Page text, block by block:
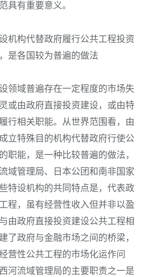
具有重要意义。
机构代替政府履行公共工程投资
是各国较为普遍的做法
领域普遍存在一定程度的市场失
或由政府直接投资建设，或由特
行相关职能。从世界范围看，由
立特殊目的机构代替政府行使公
职能，是一种比较普遍的做法，
域管理局、日本公团和南非国家
特设机构的共同特点是，代表政
程，虽有经营性收入但并非以盈
由政府直接投资建设公共工程相
了政府与金融市场之间的桥梁，
营性公共工程的市场化运作问
河流域管理局的主要职责之一是